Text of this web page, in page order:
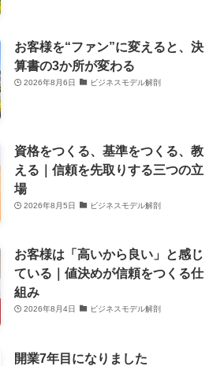
お客様を“ファン”に変えると、決
算書の3か所が変わる
2026年8月6日 ビジネスモデル解剖
資格をつくる、基準をつくる、教
える｜信頼を先取りする三つの立
場
2026年8月5日 ビジネスモデル解剖
お客様は「高いから良い」と感じ
ている｜値決めが信頼をつくる仕
組み
2026年8月4日 ビジネスモデル解剖
開業7年目になりました